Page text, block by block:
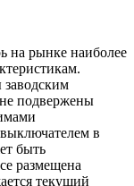
на рынке наиболее
подвержены
в
быть
размещена
текущий